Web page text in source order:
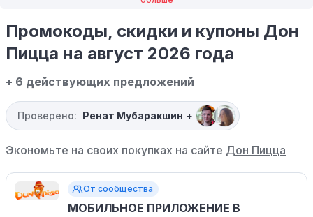
Промокоды, скидки и купоны Дон
Пицца на август 2026 года
+ 6 действующих предложений
Проверено: Ренат Мубаракшин +
Экономьте на своих покупках на сайте Дон Пицца
От сообщества
МОБИЛЬНОЕ ПРИЛОЖЕНИЕ В